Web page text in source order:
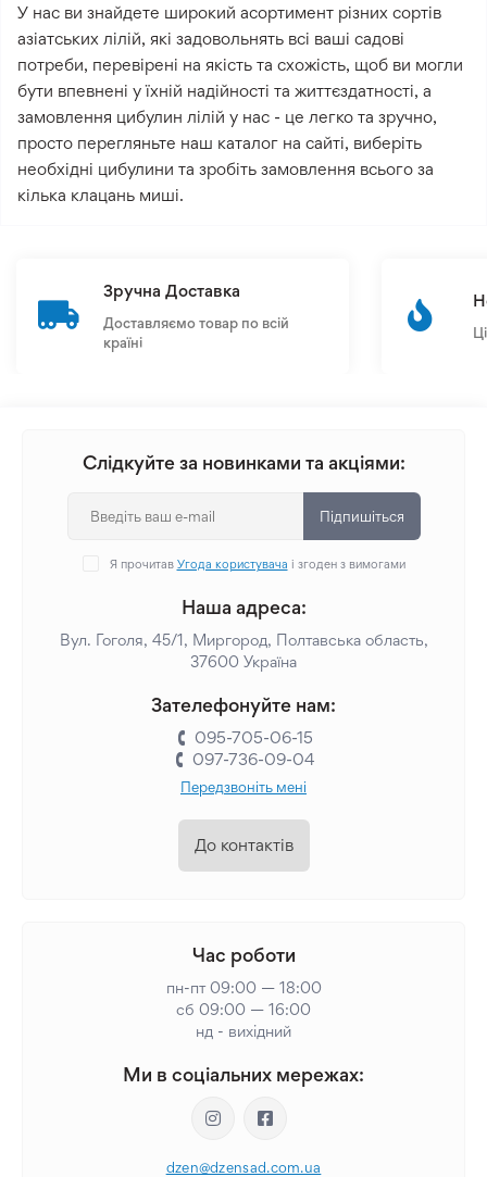
У нас ви знайдете широкий асортимент різних сортів
азіатських лілій, які задовольнять всі ваші садові
потреби, перевірені на якість та схожість, щоб ви могли
бути впевнені у їхній надійності та життєздатності, а
замовлення цибулин лілій у нас - це легко та зручно,
просто перегляньте наш каталог на сайті, виберіть
необхідні цибулини та зробіть замовлення всього за
кілька клацань миші.
Зручна Доставка
Доставляємо товар по всій
країні
Слідкуйте за новинками та акціями:
Підпишіться
Я прочитав Угода користувача і згоден з вимогами
Наша адреса:
Вул. Гоголя, 45/1, Миргород, Полтавська область,
37600 Україна
Зателефонуйте нам:
095-705-06-15
097-736-09-04
Передзвоніть мені
До контактів
Час роботи
пн-пт 09:00 — 18:00
сб 09:00 — 16:00
нд - вихідний
Ми в соціальних мережах:
dzen@dzensad.com.ua